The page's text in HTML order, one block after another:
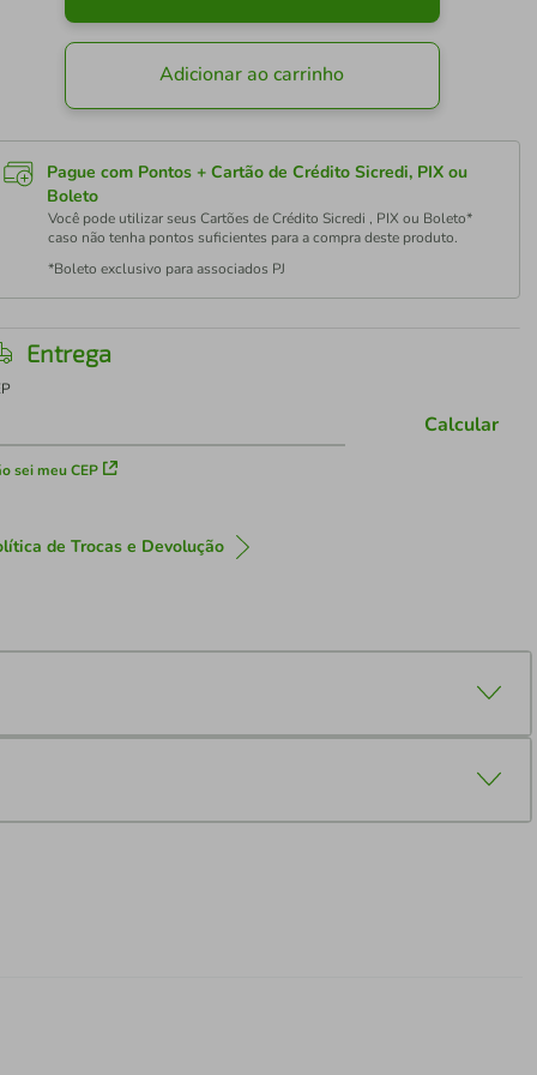
Adicionar ao carrinho
Pague com Pontos + Cartão de Crédito Sicredi, PIX ou
Boleto
Você pode utilizar seus Cartões de Crédito Sicredi , PIX ou Boleto*
caso não tenha pontos suficientes para a compra deste produto.
*Boleto exclusivo para associados PJ
Entrega
sei meu CEP
Calcular
de Trocas e Devolução